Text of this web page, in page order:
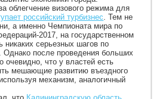
облегчение визового режима для
российский турбизнес. Тем не
а именно Чемпионата мира по
2017, на государственном
никаких серьезных шагов по
после проведения больших
очевидно, что у властей есть
мешающие развитию въездного
механизм, аналогичный